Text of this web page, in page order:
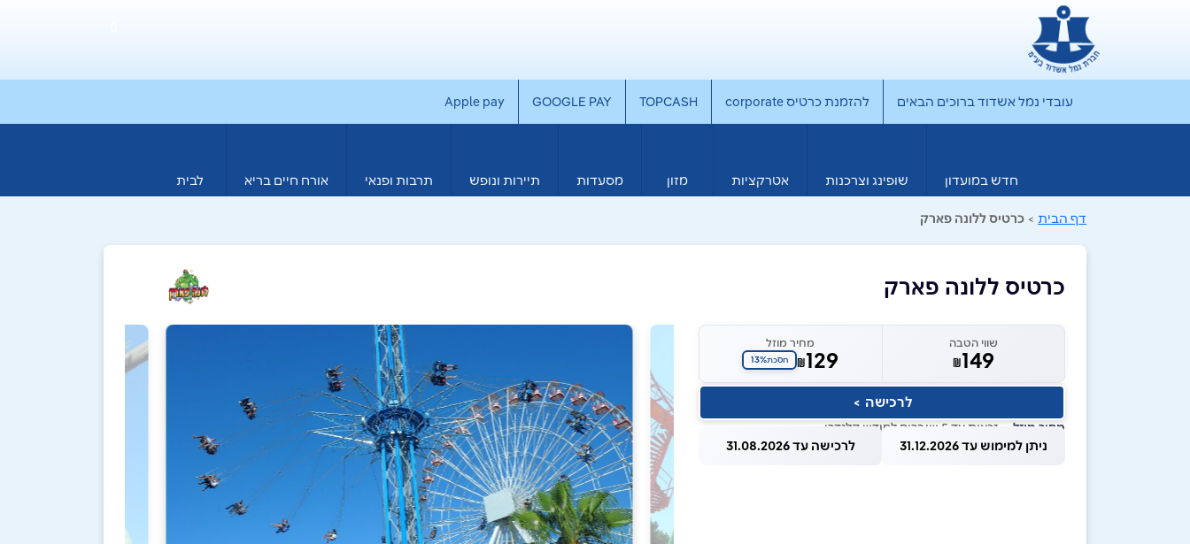
עובדי נמל אשדוד ברוכים הבאים להזמנת כרטיס corporate TOPCASH
GOOGLE PAY
Apple pay
חדש במועדון שופינג וצרכנות אטרקציות מזון מסעדות תיירות ונופש תרבות ופנאי אורח חיים בריא לבית
דף הבית > כרטיס ללונה פארק
כרטיס ללונה פארק
שווי הטבה
₪149
מחיר מוזל
₪129 חסכת13%
לרכישה >
מחיר מוזל — זכאות עד 5 שוברים לחודש קלנדרי
ניתן למימוש עד 31.12.2026 לרכישה עד 31.08.2026